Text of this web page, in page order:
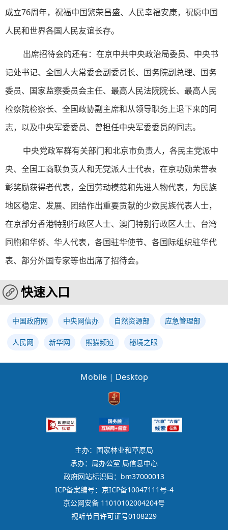
成立76周年，祝福中国繁荣昌盛、人民幸福安康，祝愿中国
人民和世界各国人民友谊长存。
出席招待会的还有：在京中共中央政治局委员、中央书
记处书记、全国人大常委会副委员长、国务院副总理、国务
委员、国家监察委员会主任、最高人民法院院长、最高人民
检察院检察长、全国政协副主席和从领导职务上退下来的同
志，以及中央军委委员、曾担任中央军委委员的同志。
中央党政军群有关部门和北京市负责人，各民主党派中
央、全国工商联负责人和无党派人士代表，在京功勋荣誉表
彰奖励获得者代表，全国劳动模范和先进人物代表，为民族
地区稳定、发展、团结作出重要贡献的少数民族代表人士，
在京部分香港特别行政区人士、澳门特别行政区人士、台湾
同胞和华侨、华人代表，各国驻华使节、各国际组织驻华代
表、部分外国专家等也出席了招待会。
快速入口
中国政府网 中央网信办 自然资源部 应急管理部
人民网 新华网 熊猫频道 秘境之眼
Mobile | Desktop
主办：国家林业和草原局
承办：局办公室 局信息中心
政府网站标识码：bm37000013
ICP备案编号：京ICP备10047111号-4
京公网安备 11010102004204号
视听节目许可证号0108229